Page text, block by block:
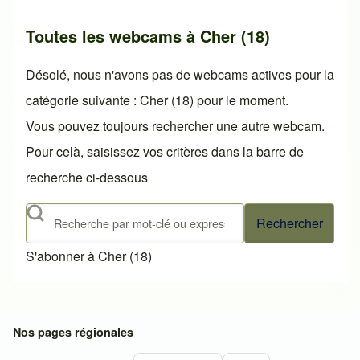
Toutes les webcams à Cher (18)
Désolé, nous n'avons pas de webcams actives pour la
catégorie suivante : Cher (18) pour le moment.
Vous pouvez toujours rechercher une autre webcam.
Pour celà, saisissez vos critères dans la barre de
recherche ci-dessous
Rechercher
S'abonner à Cher (18)
Nos pages régionales